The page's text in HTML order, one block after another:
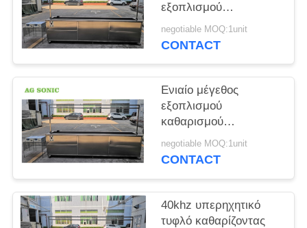
PRIVACY
POLICY
εξοπλισμού
καθαρισμού 10 πόδι
μακρύ πλυντήριο
negotiable MOQ:1unit
CONTACT
Ενιαίο μέγεθος
εξοπλισμού
καθαρισμού
δεξαμενών
υπερηχητικό τυφλό 3
10 ποδιών
negotiable MOQ:1unit
CONTACT
40khz υπερηχητικό
τυφλό καθαρίζοντας